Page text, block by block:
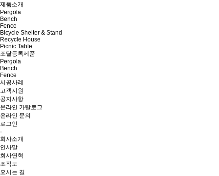
제품소개
Pergola
Bench
Fence
Bicycle Shelter & Stand
Recycle House
Picnic Table
조달등록제품
Pergola
Bench
Fence
시공사례
고객지원
공지사항
온라인 카탈로그
온라인 문의
로그인
회사소개
인사말
회사연혁
조직도
오시는 길